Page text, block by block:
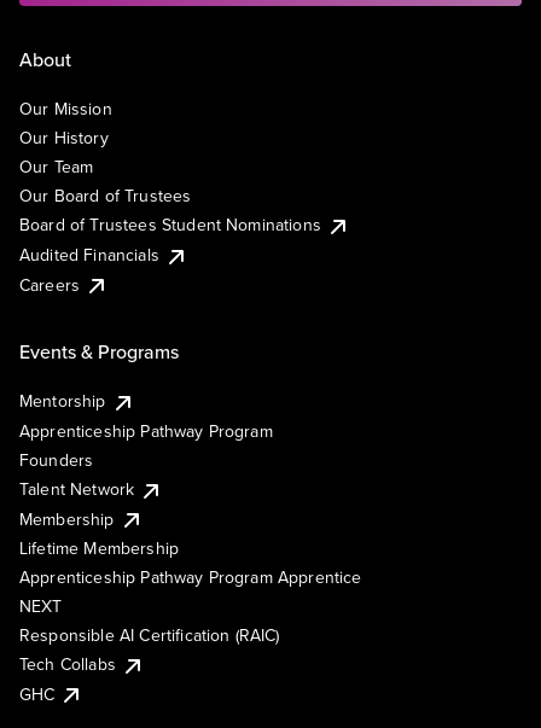
About
Our Mission
Our History
Our Team
Our Board of Trustees
Board of Trustees Student Nominations
Audited Financials
Careers
Events & Programs
Mentorship
Apprenticeship Pathway Program
Founders
Talent Network
Membership
Lifetime Membership
Apprenticeship Pathway Program Apprentice
NEXT
Responsible AI Certification (RAIC)
Tech Collabs
GHC